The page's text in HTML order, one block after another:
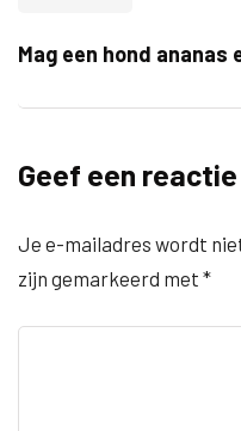
Mag een hond ananas
Geef een reactie
Je e-mailadres wordt
zijn gemarkeerd met *